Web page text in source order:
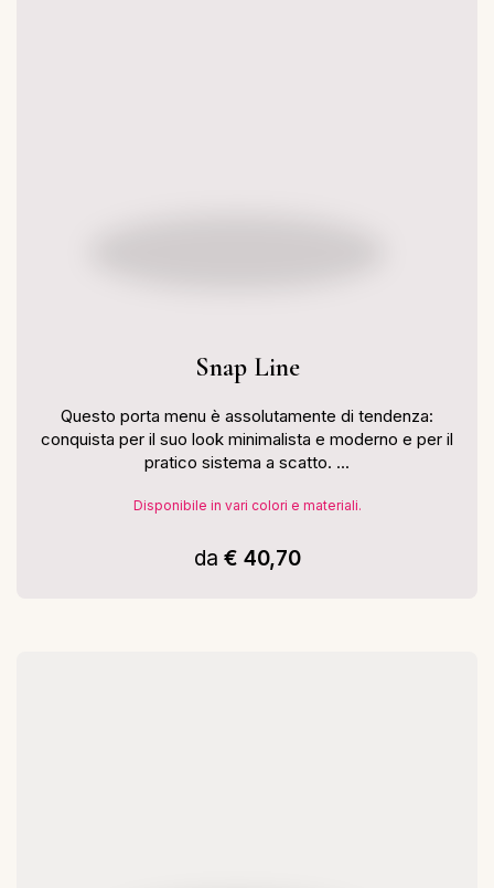
Snap Line
Questo porta menu è assolutamente di tendenza:
conquista per il suo look minimalista e moderno e per il
pratico sistema a scatto. ...
Disponibile in vari colori e materiali.
da € 40,70